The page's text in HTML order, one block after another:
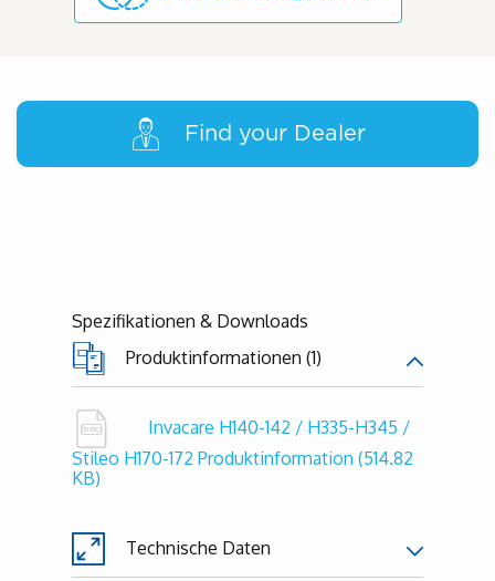
Find your Dealer
Spezifikationen & Downloads
Produktinformationen (1)
Invacare H140-142 / H335-H345 /
Stileo H170-172 Produktinformation (514.82
KB)
Technische Daten